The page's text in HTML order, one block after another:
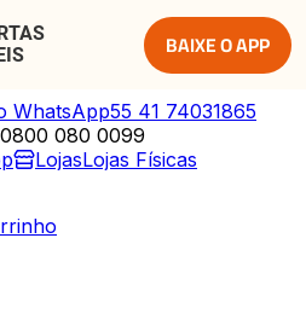
BAIXE O APP
WhatsApp55 41 74031865
0800 080 0099
LojasLojas Físicas